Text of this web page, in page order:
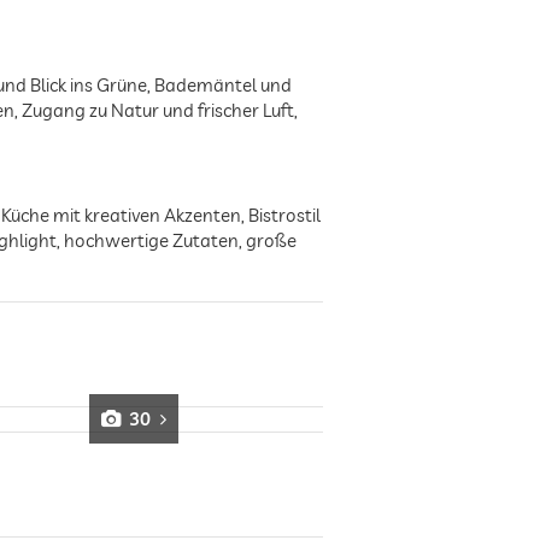
Blick ins Grüne, Bademäntel und
Zugang zu Natur und frischer Luft,
mit kreativen Akzenten, Bistrostil
hochwertige Zutaten, große
30